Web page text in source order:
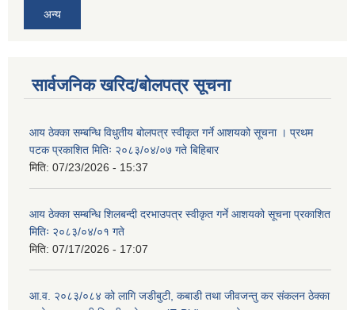
अन्य
सार्वजनिक खरिद/बोलपत्र सूचना
आय ठेक्का सम्बन्धि विधुतीय बोलपत्र स्वीकृत गर्ने आशयको सूचना । प्रथम
पटक प्रकाशित मितिः २०८३/०४/०७ गते बिहिबार
मिति: 07/23/2026 - 15:37
आय ठेक्का सम्बन्धि शिलबन्दी दरभाउपत्र स्वीकृत गर्ने आशयको सूचना प्रकाशित
मितिः २०८३/०४/०१ गते
मिति: 07/17/2026 - 17:07
आ.व. २०८३/०८४ को लागि जडीबुटी, कबाडी तथा जीवजन्तु कर संकलन ठेक्का